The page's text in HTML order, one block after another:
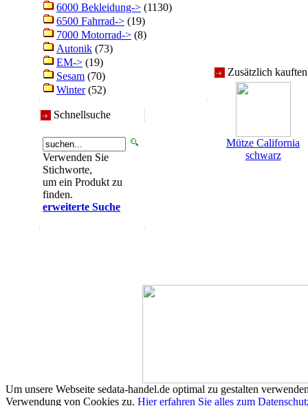
6000 Bekleidung-> (1130)
6500 Fahrrad-> (19)
7000 Motorrad-> (8)
Autonik (73)
EM-> (19)
Sesam (70)
Winter(52)
Schnellsuche
Verwenden Sie
Stichworte,
um ein Produkt zu
finden.
erweiterte Suche
Zusätzlich
Mütze California
schwarz
Um unsere Webseite sedata-handel.de optimal zu gestalten
Verwendung von Cookies zu. Hier erfahren Sie alles zum